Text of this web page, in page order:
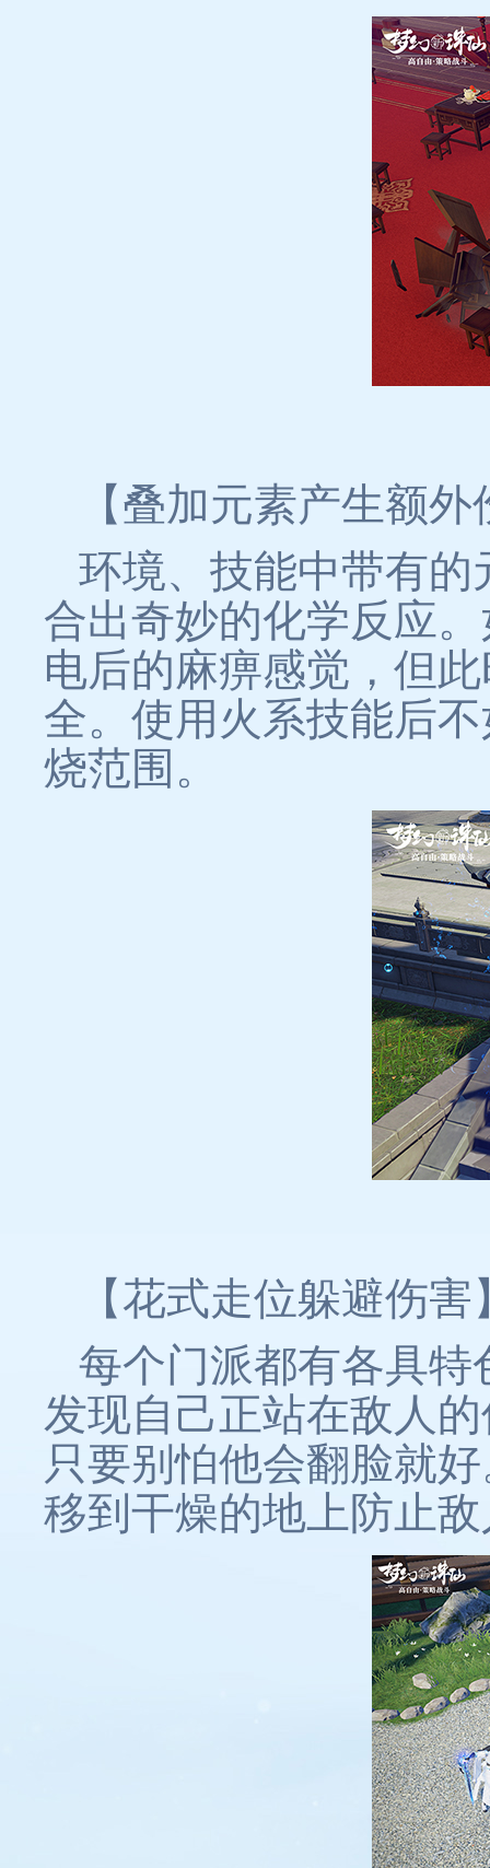
【叠加元素产生额
环境、技能中带有
合出奇妙的化学反应
电后的麻痹感觉，但
全。使用火系技能后
烧范围。
【花式走位躲避伤害
每个门派都有各具
发现自己正站在敌人
只要别怕他会翻脸就
移到干燥的地上防止